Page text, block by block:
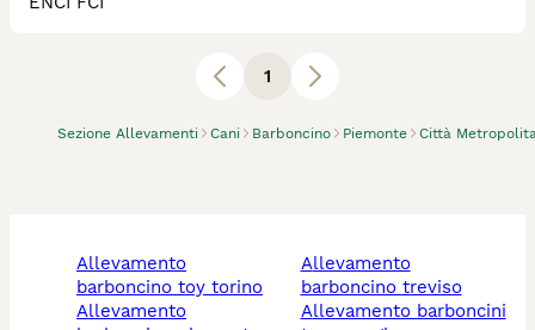
Sezione Allevamenti Cani Barboncino Piemonte Città
1
allevamento
barboncino toy torino
allevamento
allevamento
barboncino treviso
allevamento barboncini